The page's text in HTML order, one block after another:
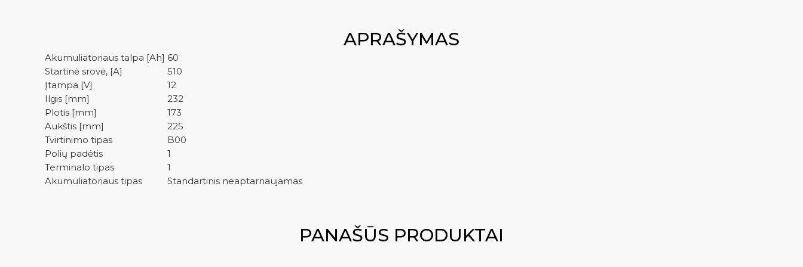
APRAŠYMAS
Akumuliatoriaus talpa [Ah] 60
Startinė srovė, [A]
510
Įtampa [V]
12
Ilgis [mm]
232
Plotis [mm]
173
Aukštis [mm]
225
Tvirtinimo tipas
B00
Polių padėtis
1
Terminalo tipas
1
Akumuliatoriaus tipas
Standartinis neaptarnaujamas
PANAŠŪS PRODUKTAI